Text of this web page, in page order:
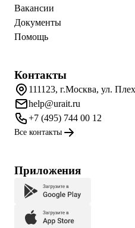
Вакансии
Документы
Помощь
Контакты
111123, г.Москва, ул.
help@urait.ru
+7 (495) 744 00 12
Все контакты
Приложения